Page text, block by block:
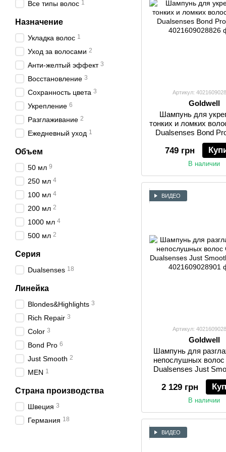
Артикул:
Goldwell
Шампунь для
тонких и ломких
Dualsenses Bond
749 грн
В наличии
ВИДЕО
Артикул:
Goldwell
Шампунь для
непослушных волос
Dualsenses Just
мл
2 129 грн
В наличии
ВИДЕО
Все типы волос 1
Назначение
Укладка волос 1
Уход за волосами 2
Анти-желтый эффект 3
Восстановление 3
Сохранность цвета 3
Укрепление 6
Разглаживание 2
Ежедневный уход 1
Объем
50 мл 9
250 мл 4
100 мл 4
200 мл 2
1000 мл 4
500 мл 2
Серия
Dualsenses 18
Линейка
Blondes&Highlights 3
Rich Repair 3
Color 3
Bond Pro 6
Just Smooth 2
MEN 1
Страна производства
Швеция 3
Германия 18